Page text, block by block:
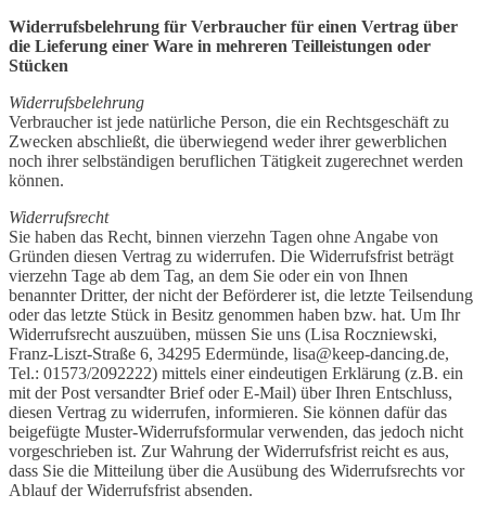
Widerrufsbelehrung für Verbraucher für einen Vertrag über
die Lieferung einer Ware in mehreren Teilleistungen oder
Stücken
Widerrufsbelehrung
Verbraucher ist jede natürliche Person, die ein Rechtsgeschäft zu
Zwecken abschließt, die überwiegend weder ihrer gewerblichen
noch ihrer selbständigen beruflichen Tätigkeit zugerechnet werden
können.
Widerrufsrecht
Sie haben das Recht, binnen vierzehn Tagen ohne Angabe von
Gründen diesen Vertrag zu widerrufen. Die Widerrufsfrist beträgt
vierzehn Tage ab dem Tag, an dem Sie oder ein von Ihnen
benannter Dritter, der nicht der Beförderer ist, die letzte Teilsendung
oder das letzte Stück in Besitz genommen haben bzw. hat. Um Ihr
Widerrufsrecht auszuüben, müssen Sie uns (Lisa Roczniewski,
Franz-Liszt-Straße 6, 34295 Edermünde, lisa@keep-dancing.de,
Tel.: 01573/2092222) mittels einer eindeutigen Erklärung (z.B. ein
mit der Post versandter Brief oder E-Mail) über Ihren Entschluss,
diesen Vertrag zu widerrufen, informieren. Sie können dafür das
beigefügte Muster-Widerrufsformular verwenden, das jedoch nicht
vorgeschrieben ist. Zur Wahrung der Widerrufsfrist reicht es aus,
dass Sie die Mitteilung über die Ausübung des Widerrufsrechts vor
Ablauf der Widerrufsfrist absenden.